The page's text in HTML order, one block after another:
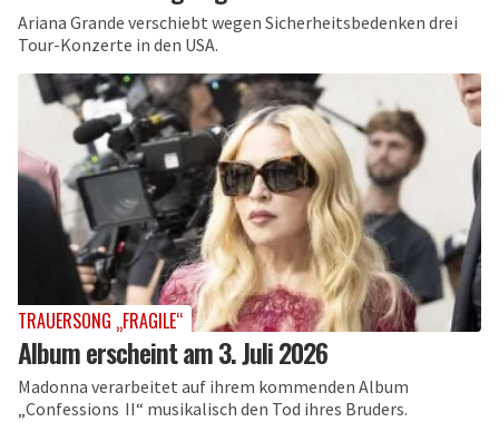
Ariana Grande verschiebt wegen Sicherheitsbedenken drei
Tour-Konzerte in den USA.
TRAUERSONG „FRAGILE“
Album erscheint am 3. Juli 2026
Madonna verarbeitet auf ihrem kommenden Album
„Confessions II“ musikalisch den Tod ihres Bruders.